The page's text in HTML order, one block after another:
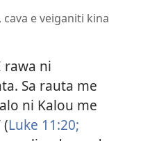
e veiganiti kina
rawa ni
Sa rauta me
ni Kalou me
(Luke 11:20;